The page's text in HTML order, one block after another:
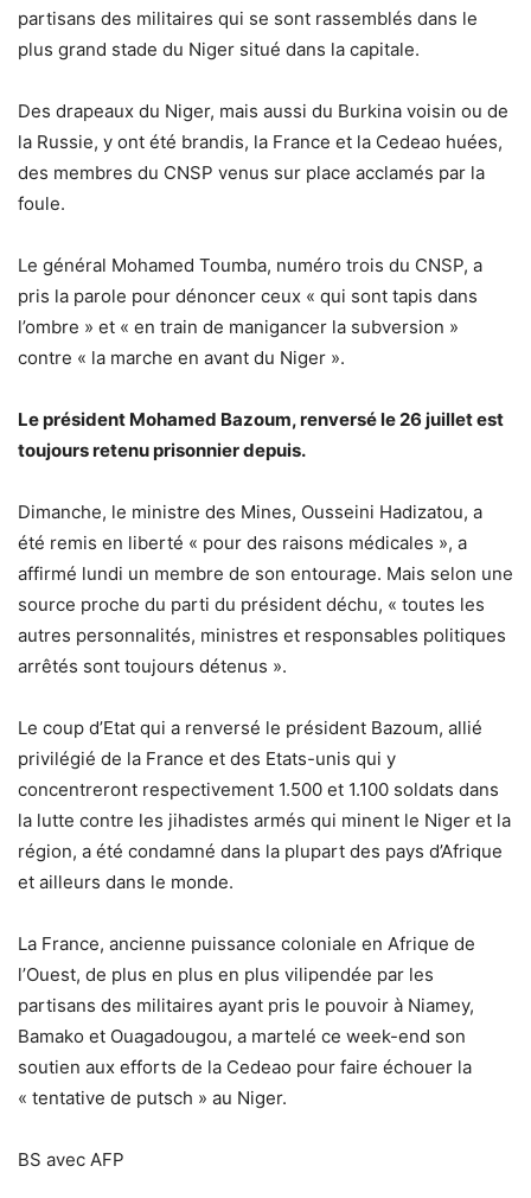
partisans des militaires qui se sont rassemblés dans le
plus grand stade du Niger situé dans la capitale.
Des drapeaux du Niger, mais aussi du Burkina voisin ou de
la Russie, y ont été brandis, la France et la Cedeao huées,
des membres du CNSP venus sur place acclamés par la
foule.
Le général Mohamed Toumba, numéro trois du CNSP, a
pris la parole pour dénoncer ceux « qui sont tapis dans
l’ombre » et « en train de manigancer la subversion »
contre « la marche en avant du Niger ».
Le président Mohamed Bazoum, renversé le 26 juillet est
toujours retenu prisonnier depuis.
Dimanche, le ministre des Mines, Ousseini Hadizatou, a
été remis en liberté « pour des raisons médicales », a
affirmé lundi un membre de son entourage. Mais selon une
source proche du parti du président déchu, « toutes les
autres personnalités, ministres et responsables politiques
arrêtés sont toujours détenus ».
Le coup d’Etat qui a renversé le président Bazoum, allié
privilégié de la France et des Etats-unis qui y
concentreront respectivement 1.500 et 1.100 soldats dans
la lutte contre les jihadistes armés qui minent le Niger et la
région, a été condamné dans la plupart des pays d’Afrique
et ailleurs dans le monde.
La France, ancienne puissance coloniale en Afrique de
l’Ouest, de plus en plus en plus vilipendée par les
partisans des militaires ayant pris le pouvoir à Niamey,
Bamako et Ouagadougou, a martelé ce week-end son
soutien aux efforts de la Cedeao pour faire échouer la
« tentative de putsch » au Niger.
BS avec AFP